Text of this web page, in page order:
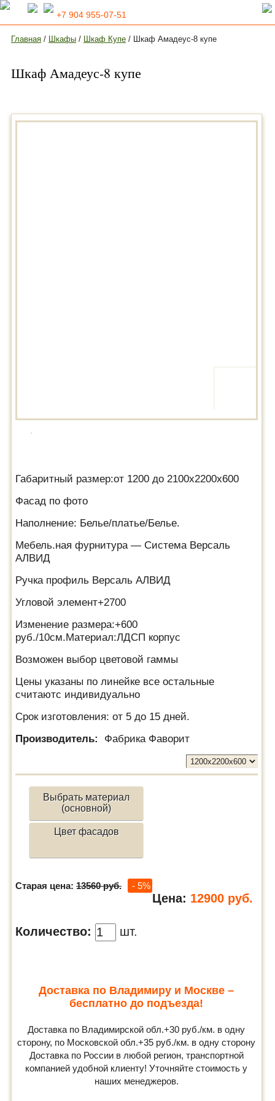
+7 904 955-07-51
Главная / Шкафы / Шкаф Купе / Шкаф Амадеус-8 купе
Шкаф Амадеус-8 купе
Габаритный размер:от 1200 до 2100х2200х600
Фасад по фото
Наполнение: Белье/платье/Белье.
Мебель.ная фурнитура — Система Версаль
АЛВИД
Ручка профиль Версаль АЛВИД
Угловой элемент+2700
Изменение размера:+600
руб./10см.Материал:ЛДСП корпус
Возможен выбор цветовой гаммы
Цены указаны по линейке все остальные
считаютс индивидуально
Срок изготовления: от 5 до 15 дней.
Производитель:
Фабрика Фаворит
Выбрать материал
(основной)
Цвет фасадов
Старая цена:13560 руб. - 5%
Цена: 12900 руб.
Количество: шт.
Доставка по Владимиру и Москве –
бесплатно до подъезда!
Доставка по Владимирской обл.+30 руб./км. в одну
сторону, по Московской обл.+35 руб./км. в одну сторону
Доставка по России в любой регион, транспортной
компанией удобной клиенту! Уточняйте стоимость у
наших менеджеров.